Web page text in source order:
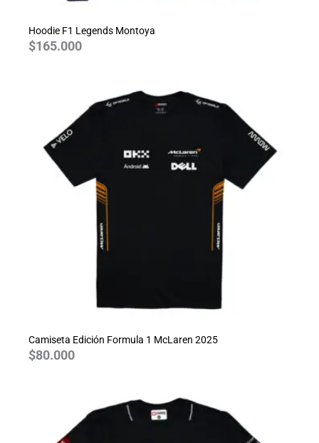
Hoodie F1 Legends Montoya
$165.000
Camiseta Edición Formula 1 McLaren 2025
$80.000
de
precios: